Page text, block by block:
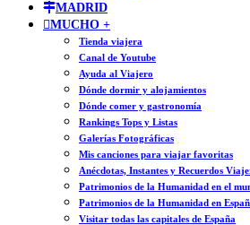
MADRID
MUCHO +
Tienda viajera
Canal de Youtube
Ayuda al Viajero
Dónde dormir y alojamientos
Dónde comer y gastronomía
Rankings Tops y Listas
Galerías Fotográficas
Mis canciones para viajar favoritas
Anécdotas, Instantes y Recuerdos
Patrimonios de la Humanidad en el
Patrimonios de la Humanidad en
Visitar todas las capitales de España